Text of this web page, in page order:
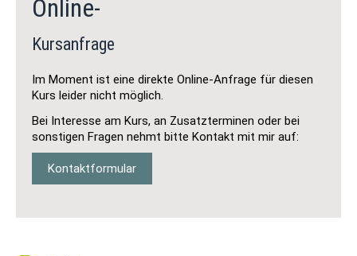
Online-
Kursanfrage
Im Moment ist eine direkte Online-Anfrage für diesen
Kurs leider nicht möglich.
Bei Interesse am Kurs, an Zusatzterminen oder bei
sonstigen Fragen nehmt bitte Kontakt mit mir auf:
Kontaktformular